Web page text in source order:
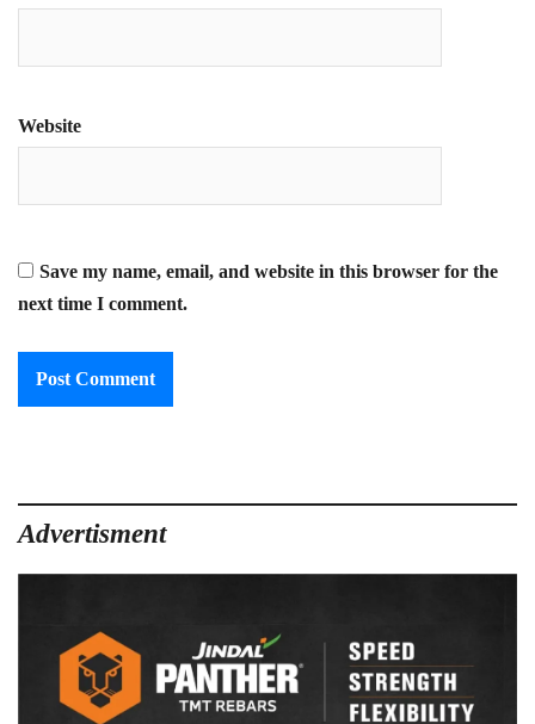
Website
Save my name, email, and website in this browser for the
next time I comment.
Advertisment